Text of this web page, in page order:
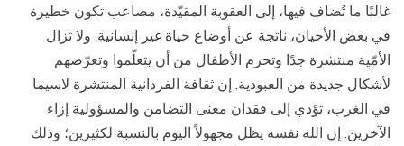
غالبًا ما تُضاف فيها، إلى العقوبة المقيّدة، مصاعب تكون خطيرة
في بعض الأحيان، ناتجة عن أوضاع حياة غير إنسانية. ولا تزال
الأمّية منتشرة جدًا وتحرم الأطفال من أن يتعلّموا وتعرّضهم
لأشكال جديدة من العبودية. إن ثقافة الفردانية المنتشرة لاسيما
في الغرب، تؤدي إلى فقدان معنى التضامن والمسؤولية إزاء
الآخرين. إن الله نفسه يظل مجهولاً اليوم بالنسبة لكثيرين؛ وذلك